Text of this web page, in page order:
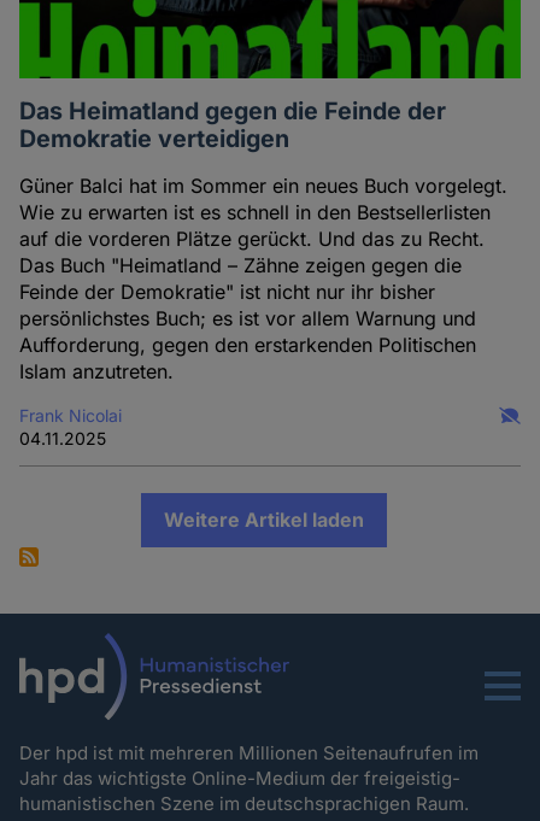
Das Heimatland gegen die Feinde der
Demokratie verteidigen
Güner Balci hat im Sommer ein neues Buch vorgelegt.
Wie zu erwarten ist es schnell in den Bestsellerlisten
auf die vorderen Plätze gerückt. Und das zu Recht.
Das Buch "Heimatland – Zähne zeigen gegen die
Feinde der Demokratie" ist nicht nur ihr bisher
persönlichstes Buch; es ist vor allem Warnung und
Aufforderung, gegen den erstarkenden Politischen
Islam anzutreten.
Frank Nicolai
04.11.2025
Weitere Artikel laden
Menu
Der hpd ist mit mehreren Millionen Seitenaufrufen im
Jahr das wichtigste Online-Medium der freigeistig-
humanistischen Szene im deutschsprachigen Raum.